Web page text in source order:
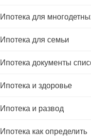
Ипотека для
Ипотека для семьи
Ипотека документы
Ипотека и здоровье
Ипотека и развод
Ипотека как определить